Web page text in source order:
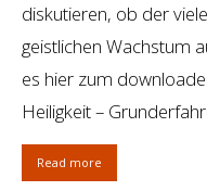
diskutieren, ob der
geistlichen Wachstum
es hier zum
Heiligkeit –
Read more